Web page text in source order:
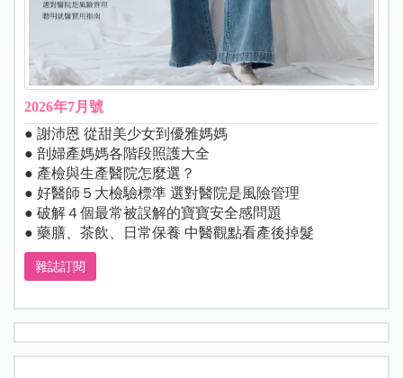
2026年7月號
● 謝沛恩 從甜美少女到優雅媽媽
● 剖婦產媽媽各階段照護大全
● 產檢與生產醫院怎麼選？
● 好醫師５大檢驗標準 選對醫院是風險管理
● 破解４個最常被誤解的寶寶安全感問題
● 藥膳、茶飲、日常保養 中醫觀點看產後掉髮
雜誌訂閱